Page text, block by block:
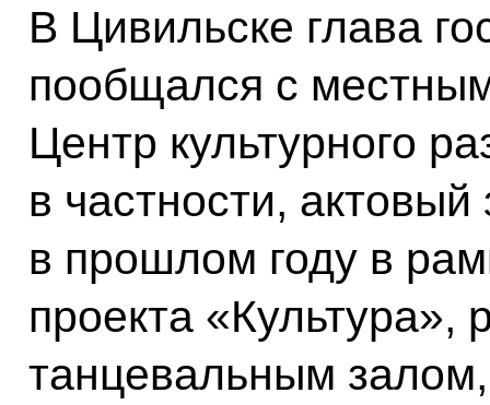
В Цивильске глава
пообщался с
Центр культурного
в частности,
в прошлом году в
проекта «Культура»,
танцевальным